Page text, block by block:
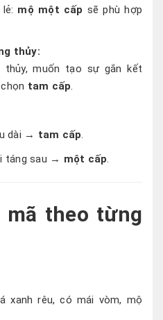
mộ một cấp sẽ phù hợp
thủy:
thủy, muốn tạo sự gắn kết
tam cấp.
dài → tam cấp.
táng sau → một cấp.
mã theo từng
xanh rêu, có mái vòm, mộ